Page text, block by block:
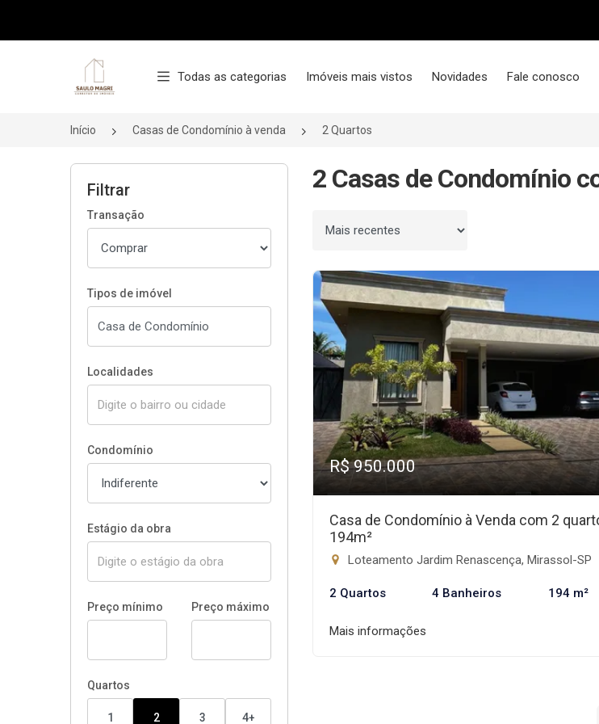
Página inicial
Todas as categorias Imóveis mais vistos Novidades Fale conosco
Início Casas de Condomínio à venda 2 Quartos
Filtrar
Transação
Tipos de imóvel
Localidades
Condomínio
Estágio da obra
Preço mínimo Preço máximo
Quartos
1 2 3 4+
2 Casas de Condomínio
Ordenar por
R$ 950.000
Casa de Condomínio à Venda com 2
194m²
Loteamento Jardim Renascença, Mirassol-SP
2 Quartos 4 Banheiros 194 m²
Mais informações